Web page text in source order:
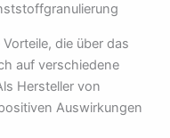
Vorteile, die über das
auf verschiedene
Hersteller von
Auswirkungen